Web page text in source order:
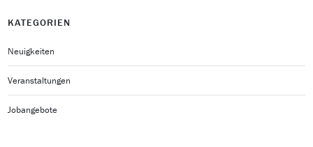
KATEGORIEN
Neuigkeiten
Veranstaltungen
Jobangebote